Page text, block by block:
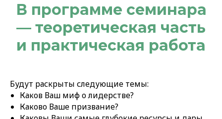
В программе семинара
— теоретическая часть
и практическая работа
Будут раскрыты следующие темы:
Каков Ваш миф о лидерстве?
Каково Ваше призвание?